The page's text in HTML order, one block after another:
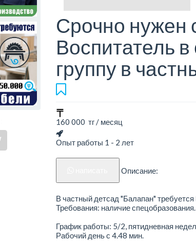
Срочно нужен
Воспитатель
группу в
160 000 тг / месяц
Опыт работы 1 - 2 лет
Описание:
В частный детсад "Балапан"
Требования: наличие спецобразования.
График работы: 5/2, пятидневная
Рабочий день с 4.48 мин.